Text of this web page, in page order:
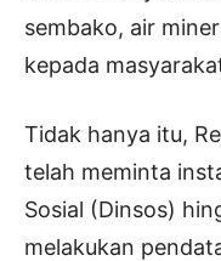
sembako, air
kepada
Tidak hanya itu,
telah meminta
Sosial (Dinsos)
melakukan